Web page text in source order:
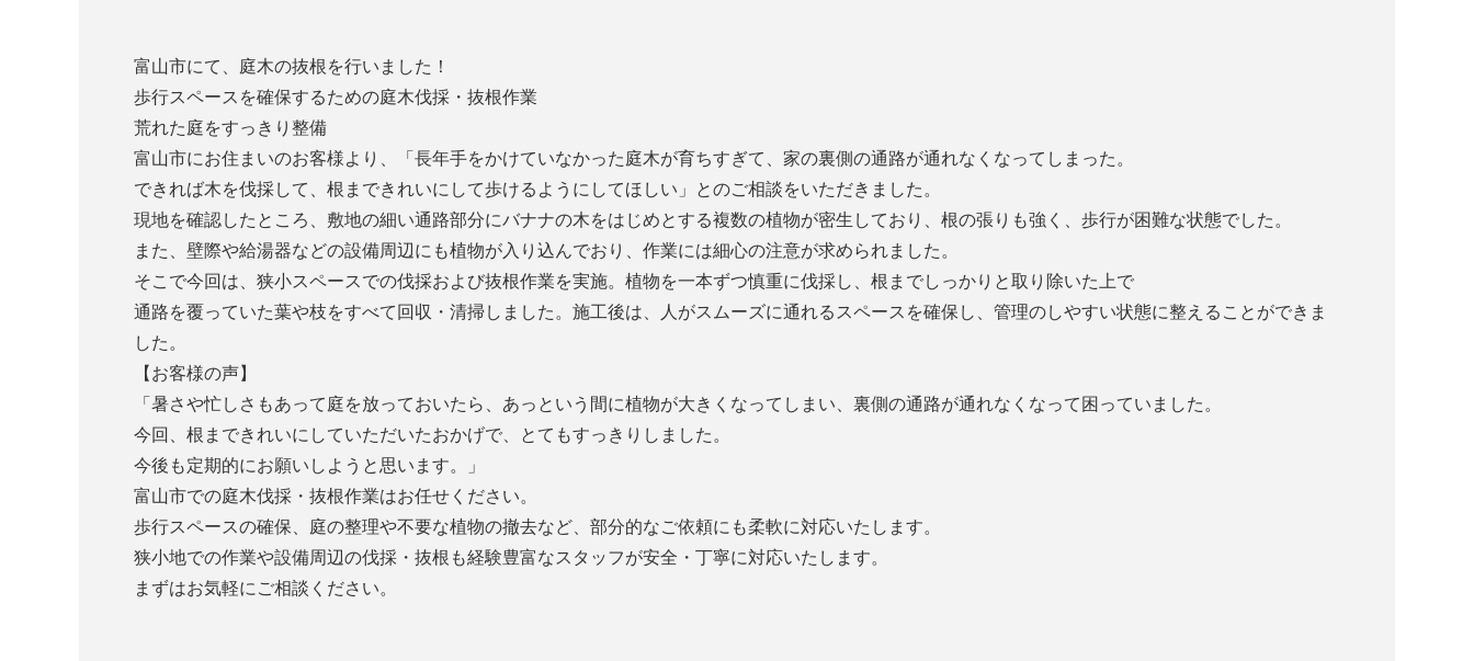
富山市にて、庭木の抜根を行いました！
歩行スペースを確保するための庭木伐採・抜根作業
荒れた庭をすっきり整備
富山市にお住まいのお客様より、「長年手をかけていなかった庭木が育ちすぎて、家の裏側の通路が通れなくなってしまった。
できれば木を伐採して、根まできれいにして歩けるようにしてほしい」とのご相談をいただきました。
現地を確認したところ、敷地の細い通路部分にバナナの木をはじめとする複数の植物が密生しており、根の張りも強く、歩行が困難な状態でした。
また、壁際や給湯器などの設備周辺にも植物が入り込んでおり、作業には細心の注意が求められました。
そこで今回は、狭小スペースでの伐採および抜根作業を実施。植物を一本ずつ慎重に伐採し、根までしっかりと取り除いた上で
通路を覆っていた葉や枝をすべて回収・清掃しました。施工後は、人がスムーズに通れるスペースを確保し、管理のしやすい状態に整えることができま
した。
【お客様の声】
「暑さや忙しさもあって庭を放っておいたら、あっという間に植物が大きくなってしまい、裏側の通路が通れなくなって困っていました。
今回、根まできれいにしていただいたおかげで、とてもすっきりしました。
今後も定期的にお願いしようと思います。」
富山市での庭木伐採・抜根作業はお任せください。
歩行スペースの確保、庭の整理や不要な植物の撤去など、部分的なご依頼にも柔軟に対応いたします。
狭小地での作業や設備周辺の伐採・抜根も経験豊富なスタッフが安全・丁寧に対応いたします。
まずはお気軽にご相談ください。